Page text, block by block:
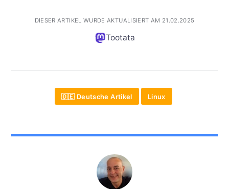
DIESER ARTIKEL WURDE AKTUALISIERT AM 21.02.2025
Tootata
🇩🇪 Deutsche Artikel Linux